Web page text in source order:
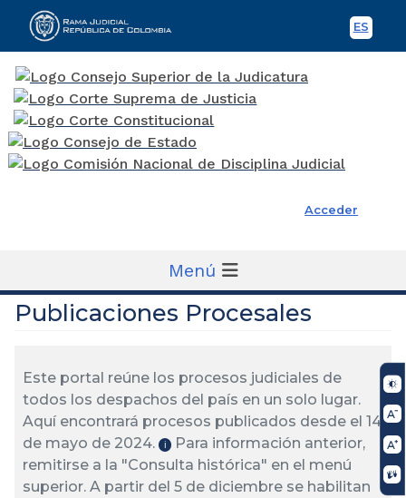
ES
Rama Judicial
Acceder
Menú
Publicaciones Procesales
Este portal reúne los procesos judiciales de
todos los despachos del país en un solo lugar.
Aquí encontrará procesos publicados desde el 14
de mayo de 2024.
ℹ️
Para información anterior,
remitirse a la "Consulta histórica" en el menú
superior. A partir del 5 de diciembre se habilitan